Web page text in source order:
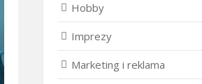
Hobby
Imprezy
Marketing i reklama